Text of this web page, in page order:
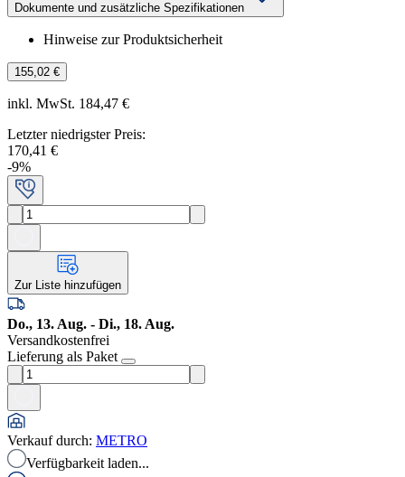
Dokumente und zusätzliche Spezifikationen
Hinweise zur Produktsicherheit
155,02 €
inkl. MwSt. 184,47 €
Letzter niedrigster Preis:
170,41 €
-9%
Zur Liste hinzufügen
Do., 13. Aug. - Di., 18. Aug.
Versandkostenfrei
Lieferung als Paket
Verkauf durch: METRO
Verfügbarkeit laden...